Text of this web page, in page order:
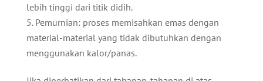
lebih tinggi dari titik didih.
Pemurnian: proses memisahkan emas dengan
material-material yang tidak dibutuhkan dengan
menggunakan kalor/panas.